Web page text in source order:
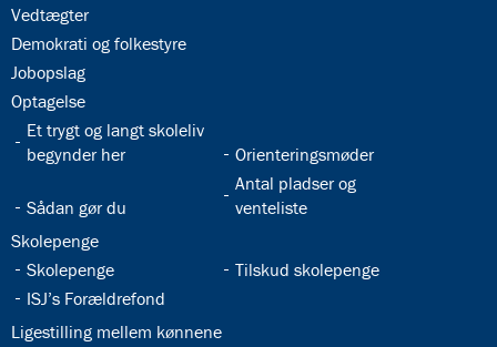
32.24:
Vedtægter
32.25:
Demokrati og folkestyre
32.26:
Jobopslag
32.27:
Optagelse
32.28:
Et trygt og langt skoleliv
begynder her
32.29:
Orienteringsmøder
32.30:
Sådan gør du
32.31:
Antal pladser og
venteliste
32.32:
Skolepenge
32.33:
Skolepenge 32.34:
Tilskud skolepenge
32.35:
ISJ’s Forældrefond
32.36:
Ligestilling mellem kønnene